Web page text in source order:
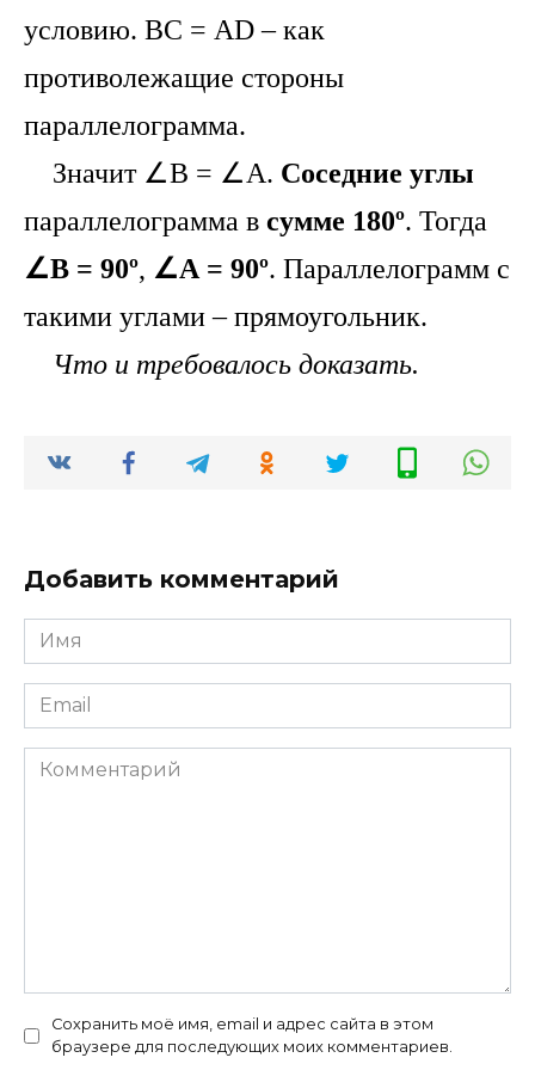
условию. ВС = AD – как
противолежащие стороны
параллелограмма.
Значит ∠В = ∠А. Соседние углы
параллелограмма в сумме 180º. Тогда
∠В = 90º, ∠А = 90º. Параллелограмм с
такими углами – прямоугольник.
Что и требовалось доказать.
Добавить комментарий
Имя
*
Email
*
Комментарий
Сохранить моё имя, email и адрес сайта в этом
браузере для последующих моих комментариев.